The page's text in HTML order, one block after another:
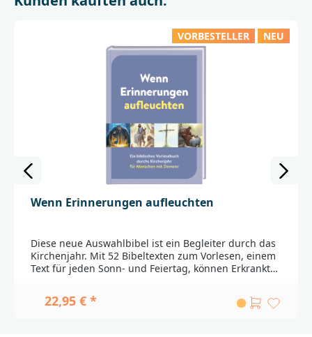
VORBESTELLER NEU
Wenn Erinnerungen aufleuchten
Diese neue Auswahlbibel ist ein Begleiter durch das
Kirchenjahr. Mit 52 Bibeltexten zum Vorlesen, einem
Text für jeden Sonn- und Feiertag, können Erkrankte
und Trinitatis erleben. Die Texte sind barrierefrei: Sie
wurden von Sprachexperten in eine einfache
22,95 € *